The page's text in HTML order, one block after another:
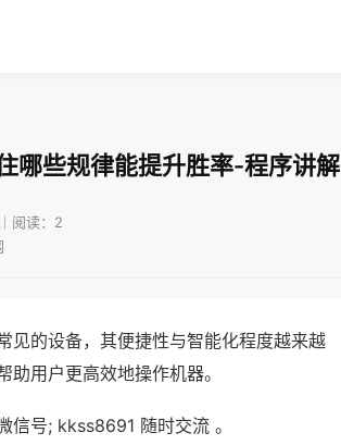
哪些规律能提升胜率-程序讲解
阅读：2
见的设备，其便捷性与智能化程度越来越
用户更高效地操作机器。
信号; kkss8691 随时交流 。